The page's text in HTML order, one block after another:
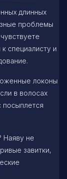
длинных
проблемы
специалисту и
локоны
в волосах
посыплется
Наяву не
завитки,